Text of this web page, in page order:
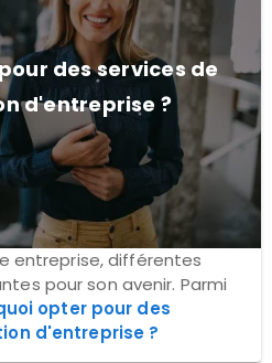
des services de
d'entreprise ?
entreprise, différentes
pour son avenir. Parmi
opter pour des
d'entreprise ?